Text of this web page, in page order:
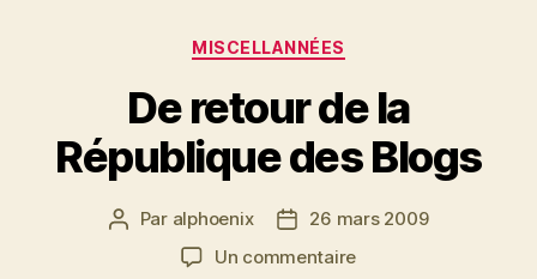
Catégories
MISCELLANNÉES
De retour de la
République des Blogs
Auteur
Par alphoenix
Date26 mars 2009
Un commentairesur